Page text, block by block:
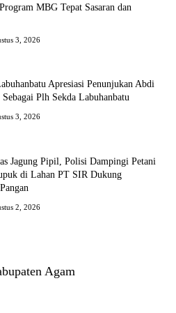
MBG Tepat Sasaran dan
3, 2026
Apresiasi Penunjukan Abdi
Sebagai Plh Sekda Labuhanbatu
3, 2026
Jagung Pipil, Polisi Dampingi Petani
di Lahan PT SIR Dukung
2, 2026
Agam